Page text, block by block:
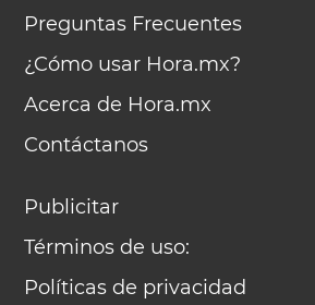
Preguntas Frecuentes
¿Cómo usar Hora.mx?
Acerca de Hora.mx
Contáctanos
Publicitar
Términos de uso:
Políticas de privacidad